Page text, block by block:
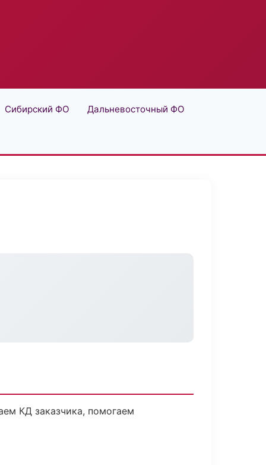
Сибирский ФО Дальневосточный ФО
КД заказчика, помогаем